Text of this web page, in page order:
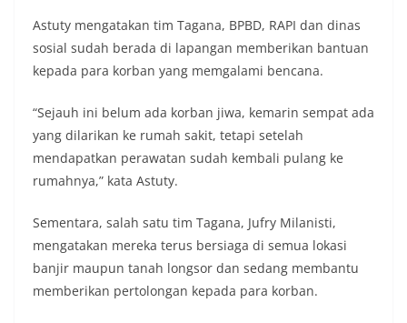
Astuty mengatakan tim Tagana, BPBD, RAPI dan dinas
sosial sudah berada di lapangan memberikan bantuan
kepada para korban yang memgalami bencana.
“Sejauh ini belum ada korban jiwa, kemarin sempat ada
yang dilarikan ke rumah sakit, tetapi setelah
mendapatkan perawatan sudah kembali pulang ke
rumahnya,” kata Astuty.
Sementara, salah satu tim Tagana, Jufry Milanisti,
mengatakan mereka terus bersiaga di semua lokasi
banjir maupun tanah longsor dan sedang membantu
memberikan pertolongan kepada para korban.